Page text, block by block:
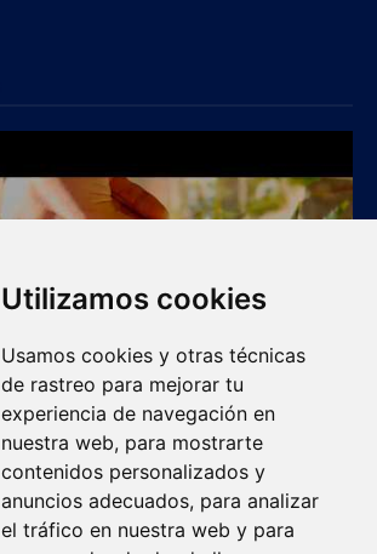
Utilizamos cookies
Usamos cookies y otras técnicas
de rastreo para mejorar tu
experiencia de navegación en
nuestra web, para mostrarte
contenidos personalizados y
anuncios adecuados, para analizar
el tráfico en nuestra web y para